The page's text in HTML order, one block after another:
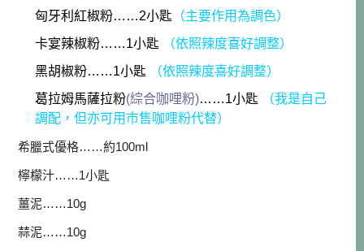
匈牙利紅椒粉……2小匙 （主要作用為調色）
卡宴辣椒粉……1小匙
（依照辣度喜好調整）
黑胡椒粉……1小匙 （依照辣度喜好調整）
葛拉姆馬薩拉粉(綜合咖哩粉)……1小匙
（我是自己
調配，但亦可用市售咖哩粉代替）
希臘式優格……約100ml
檸檬汁……1小匙
薑泥……10g
蒜泥……10g